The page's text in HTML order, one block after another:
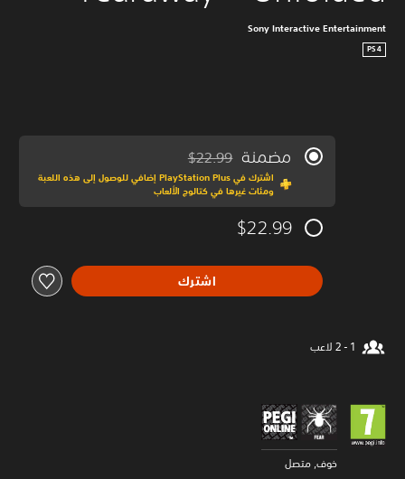
Sony Interactive Entertainment
PS4
مضمنة مخصوم من السعر الأصلي البالغ $22.99‏
$22.99
اشترك في PlayStation Plus إضافي للوصول إلى هذه اللعبة
ومئات غيرها في كتالوج الألعاب
$22.99
اشترك
خوف, متصل